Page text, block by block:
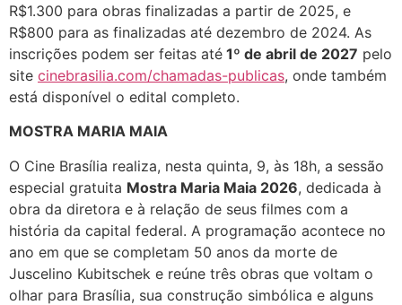
R$1.300 para obras finalizadas a partir de 2025, e
R$800 para as finalizadas até dezembro de 2024. As
inscrições podem ser feitas até 1º de abril de 2027 pelo
site cinebrasilia.com/chamadas-publicas, onde também
está disponível o edital completo.
MOSTRA MARIA MAIA
O Cine Brasília realiza, nesta quinta, 9, às 18h, a sessão
especial gratuita Mostra Maria Maia 2026, dedicada à
obra da diretora e à relação de seus filmes com a
história da capital federal. A programação acontece no
ano em que se completam 50 anos da morte de
Juscelino Kubitschek e reúne três obras que voltam o
olhar para Brasília, sua construção simbólica e alguns